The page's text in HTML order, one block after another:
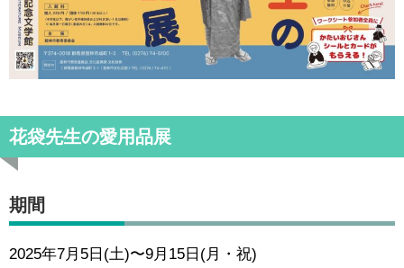
花袋先生の愛用品展
期間
2025年7月5日(土)〜9月15日(月・祝)